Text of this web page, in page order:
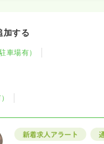
加する
車場有）